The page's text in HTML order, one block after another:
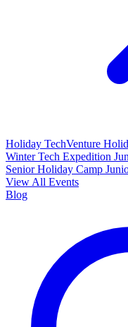
Holiday TechVenture
Winter Tech Expedition
SeniorHoliday Camp
View All Events
Blog